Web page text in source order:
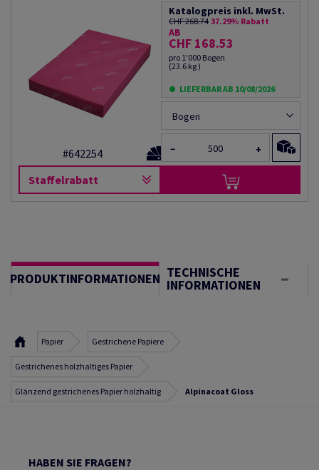
#642254
Staffelrabatt
Katalogpreis inkl. MwSt.
CHF 268.74 37.29% Rabatt
AB
CHF 168.53
pro 1'000 Bogen
(23.6 kg )
LIEFERBAR AB 10/08/2026
Bogen
− +
PRODUKTINFORMATIONEN TECHNISCHE
INFORMATIONEN
Papier Gestrichene Papiere
Gestrichenes holzhaltiges Papier
Glänzend gestrichenes Papier holzhaltig Alpinacoat Gloss
HABEN SIE FRAGEN?